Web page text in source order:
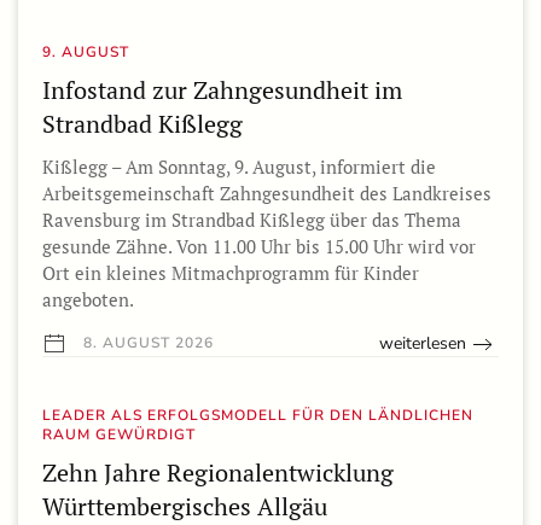
9. AUGUST
Infostand zur Zahngesundheit im
Strandbad Kißlegg
Kißlegg – Am Sonntag, 9. August, informiert die
Arbeitsgemeinschaft Zahngesundheit des Landkreises
Ravensburg im Strandbad Kißlegg über das Thema
gesunde Zähne. Von 11.00 Uhr bis 15.00 Uhr wird vor
Ort ein kleines Mitmachprogramm für Kinder
angeboten.
8. AUGUST 2026 weiterlesen
LEADER ALS ERFOLGSMODELL FÜR DEN LÄNDLICHEN
RAUM GEWÜRDIGT
Zehn Jahre Regionalentwicklung
Württembergisches Allgäu